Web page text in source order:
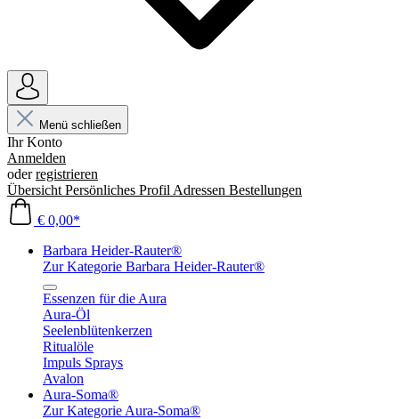
Menü schließen
Ihr Konto
Anmelden
oderregistrieren
Übersicht Persönliches Profil Adressen Bestellungen
€ 0,00*
Barbara Heider-Rauter®
Zur Kategorie Barbara Heider-Rauter®
Essenzen für die Aura
Aura-Öl
Seelenblütenkerzen
Ritualöle
Impuls Sprays
Avalon
Aura-Soma®
Zur Kategorie Aura-Soma®